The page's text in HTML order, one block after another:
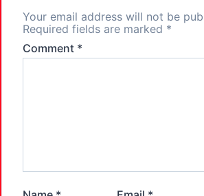
Your email address will not be
Required fields are marked *
Comment *